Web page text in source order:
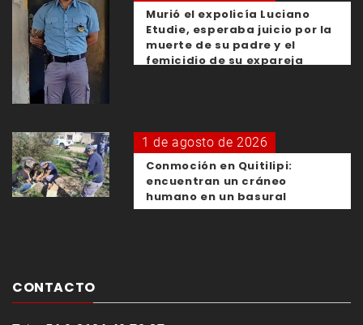
Murió el expolicía Luciano
Etudie, esperaba juicio por la
muerte de su padre y el
femicidio de su expareja
1 de agosto de 2026
Conmoción en Quitilipi:
encuentran un cráneo
humano en un basural
CONTACTO